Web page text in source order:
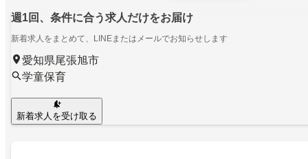
週1回、条件に合う求人だけをお届け
新着求人をまとめて、LINEまたはメールでお知らせします
愛知県尾張旭市
学童保育
新着求人を受け取る